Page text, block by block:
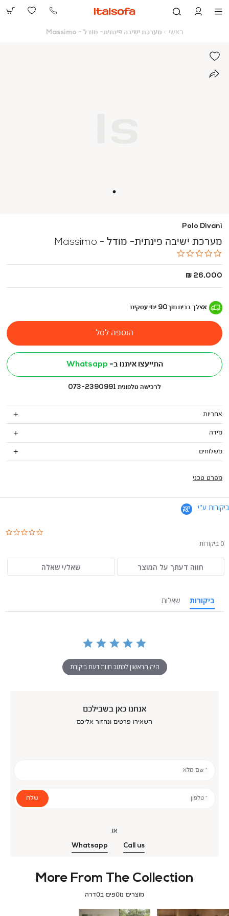
073-
ראשי ראשי
מערכת ישיבה פינתית- מודל - Massimo
Polo Divani
מערכת ישיבה פינתית- מודל - Massimo
החל
26,000 ₪
אצלך בביתתוך90 ימי עסקים
הוספה לסל
התייעצו איתנו ב- Whatsapp
לרכישה טלפונית 073-2390991
אחריות
מידה
משלוחים
מפרט טכני
ביקורות ע"י
0 ביקורות
חווה דעתך על המוצר שאל/י שאלה
ביקורות שאלות
היה הראשון לכתוב חוות דעת ביקורת
אנחנו כאן בשבילכם
השאירו פרטים ונחזור אליכם
* שם מלא
* טלפון שלח
או
Call us
Whatsapp
More From The Collection
מוצרים נוספים בסדרה